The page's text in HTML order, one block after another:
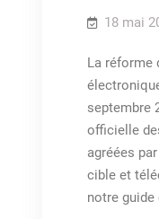
18 mai
La réforme
septembre
officielle
agréées
cible et
notre